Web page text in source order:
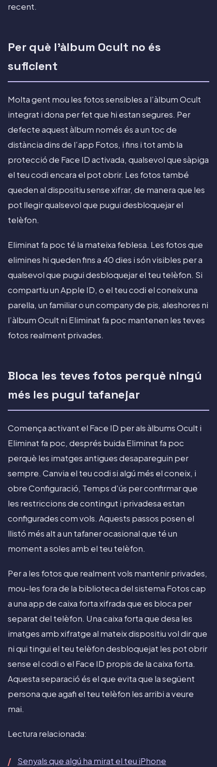
recent.
Per què l’àlbum Ocult no és
suficient
Molta gent mou les fotos sensibles a l’àlbum Ocult
integrat i dona per fet que hi estan segures. Per
defecte aquest àlbum només és a un toc de
distància dins de l’app Fotos, i fins i tot amb la
protecció de Face ID activada, qualsevol que sàpiga
el teu codi encara el pot obrir. Les fotos també
queden al dispositiu sense xifrar, de manera que les
pot llegir qualsevol que pugui desbloquejar el
telèfon.
Eliminat fa poc té la mateixa feblesa. Les fotos que
elimines hi queden fins a 40 dies i són visibles per a
qualsevol que pugui desbloquejar el teu telèfon. Si
compartiu un Apple ID, o el teu codi el coneix una
parella, un familiar o un company de pis, aleshores ni
l’àlbum Ocult ni Eliminat fa poc mantenen les teves
fotos realment privades.
Bloca les teves fotos perquè ningú
més les pugui tafanejar
Comença activant el Face ID per als àlbums Ocult i
Eliminat fa poc, després buida Eliminat fa poc
perquè les imatges antigues desapareguin per
sempre. Canvia el teu codi si algú més el coneix, i
obre Configuració, Temps d’ús per confirmar que
les restriccions de contingut i privadesa estan
configurades com vols. Aquests passos posen el
llistó més alt a un tafaner ocasional que té un
moment a soles amb el teu telèfon.
Per a les fotos que realment vols mantenir privades,
mou-les fora de la biblioteca del sistema Fotos cap
a una app de caixa forta xifrada que es bloca per
separat del telèfon. Una caixa forta que desa les
imatges amb xifratge al mateix dispositiu vol dir que
ni qui tingui el teu telèfon desbloquejat les pot obrir
sense el codi o el Face ID propis de la caixa forta.
Aquesta separació és el que evita que la següent
persona que agafi el teu telèfon les arribi a veure
mai.
Lectura relacionada:
Senyals que algú ha mirat el teu iPhone